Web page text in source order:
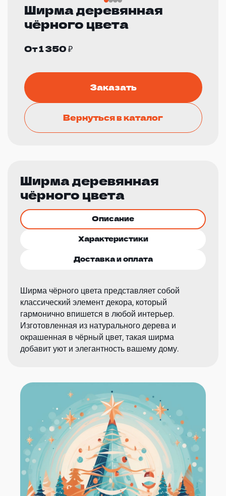
Ширма деревянная
чёрного цвета
От 1 350 ₽
Заказать
Вернуться в каталог
Ширма деревянная
чёрного цвета
Описание
Характеристики
Доставка и оплата
Ширма чёрного цвета представляет собой
классический элемент декора, который
гармонично впишется в любой интерьер.
Изготовленная из натурального дерева и
окрашенная в чёрный цвет, такая ширма
добавит уют и элегантность вашему дому.